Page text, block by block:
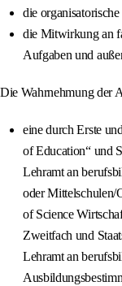
die
die Mitwirkung an
Aufgaben und
Die Wahrnehmung der
eine durch Erste
of Education“ und
Lehramt an
oder Mittelschulen/
of Science
Zweitfach und
Lehramt an